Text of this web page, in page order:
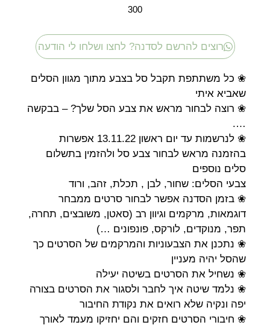
300
רוצים להרשם לסדנה? לחצו ושלחו לי הודעה
❀ כל משתתפת תקבל סל בצבע מתוך מגוון הסלים
שאביא איתי
❀ רוצה לבחור מראש את צבע הסל שלך? – בבקשה
….
❀ לנרשמות עד יום ראשון 13.11.22 אפשרות
בהזמנה מראש לבחור צבע סל ולהזמין בתשלום
סלים נוספים
צבעי הסלים: שחור, לבן , תכלת, זהב, ורוד
❀ בזמן הסדנה אפשר לבחור סרטים ממבחר
דוגמאות, מרקמים וגיוון רב (סאטן, משובצים, תחרה,
תפר, מנוקדים, לורקס, פונפונים …)
❀ נתכנן את הצבעוניות והמרקמים של הסרטים כך
שהסל יהיה מעניין
❀ נשחיל את הסרטים בשיטה יעילה
❀ נלמד שיטה איך לחבר ולסגור את הסרטים בצורה
יפה ונקיה שלא רואים את נקודת החיבור
❀ חיבורי הסרטים חזקים והם יחזיקו מעמד לאורך